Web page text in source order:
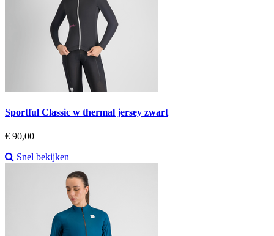
Sportful Classic w thermal jersey zwart
Prijs
€ 90,00
Snel bekijken